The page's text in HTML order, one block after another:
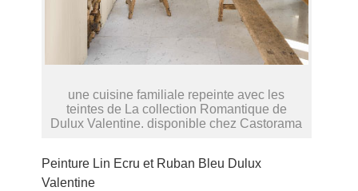
une cuisine familiale repeinte avec les
teintes de La collection Romantique de
Dulux Valentine. disponible chez Castorama
Peinture Lin Ecru et Ruban Bleu Dulux
Valentine